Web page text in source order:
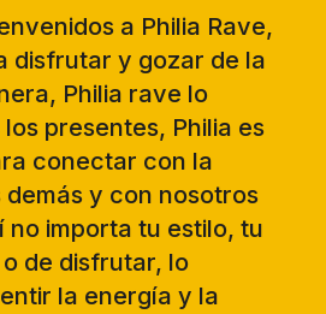
a Philia Rave,
disfrutar y gozar de la
Philia rave lo
presentes, Philia es
conectar con la
demás y con nosotros
no importa tu estilo, tu
de disfrutar, lo
la energía y la